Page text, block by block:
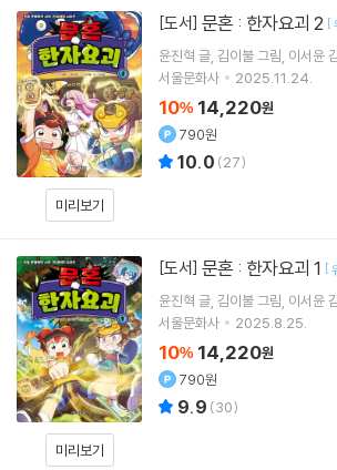
미리보기
[도서] 문혼 : 한자요괴 2 [
윤진혁 글 김이불그림 이서윤
서울문화사
2025.11.24.
10% 14,220원
790원
10.0 (27)
미리보기
[도서] 문혼 : 한자요괴 1 [
윤진혁 글 김이불그림 이서윤
서울문화사
2025.8.25.
10% 14,220원
790원
9.9 (30)